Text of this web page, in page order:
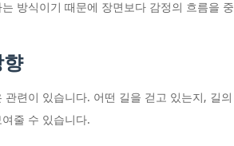
방식이기 때문에 장면보다 감정의 흐름을
향
관련이 있습니다. 어떤 길을 걷고 있는지, 길
줄 수 있습니다.